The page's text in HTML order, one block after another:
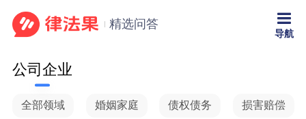
精选问答
导航
公司企业
全部领域 婚姻家庭 债权债务 损害赔偿